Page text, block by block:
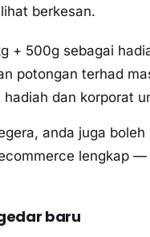
berkesan.
+ 500g sebagai
potongan terhad
hadiah dan korporat
anda juga boleh
lengkap
baru